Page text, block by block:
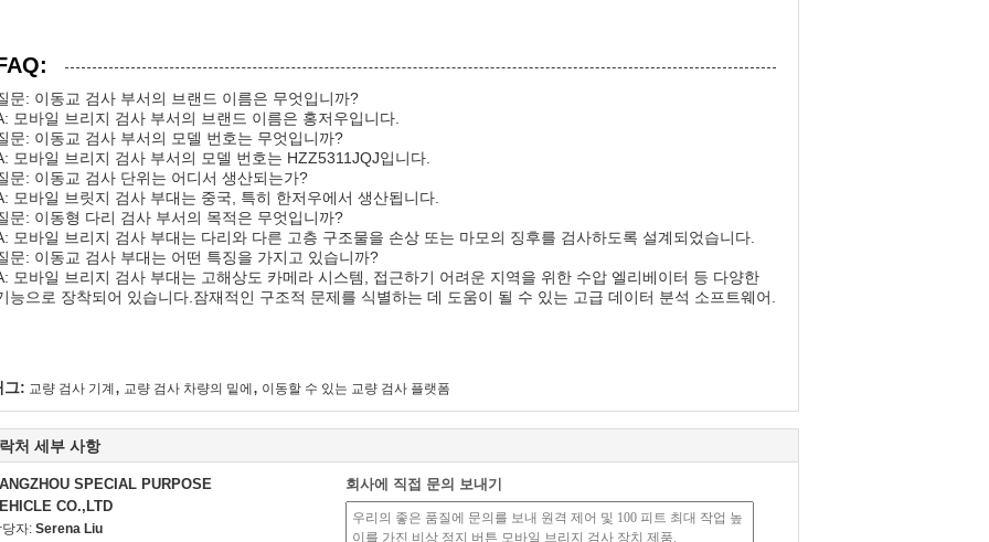
문: 이동교 검사 부서의 브랜드 이름은 무엇입니까?
모바일 브리지 검사 부서의 브랜드 이름은 홍저우입니다.
문: 이동교 검사 부서의 모델 번호는 무엇입니까?
모바일 브리지 검사 부서의 모델 번호는 HZZ5311JQJ입니다.
문: 이동교 검사 단위는 어디서 생산되는가?
모바일 브릿지 검사 부대는 중국, 특히 한저우에서 생산됩니다.
문: 이동형 다리 검사 부서의 목적은 무엇입니까?
모바일 브리지 검사 부대는 다리와 다른 고층 구조물을 손상 또는 마모의 징후를 검사하도록 설계되었습니다.
문: 이동교 검사 부대는 어떤 특징을 가지고 있습니까?
모바일 브리지 검사 부대는 고해상도 카메라 시스템, 접근하기 어려운 지역을 위한 수압 엘리베이터 등 다양한
능으로 장착되어 있습니다.잠재적인 구조적 문제를 식별하는 데 도움이 될 수 있는 고급 데이터 분석 소프트웨어.
그: 교량 검사 기계 , 교량 검사 차량의 밑에 , 이동할 수 있는 교량 검사 플랫폼
처 세부 사항
SPECIAL PURPOSE
CO.,LTD
자: Serena Liu
회사에 직접 문의 보내기